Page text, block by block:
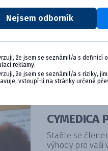
CYMEDICA
Staňte se
výhody pro vaši
Nejsem odborník
že jsem se seznámil/a s definicí
reklamy.
že jsem se seznámil/a s riziky,
vstoupí-li na stránky určené